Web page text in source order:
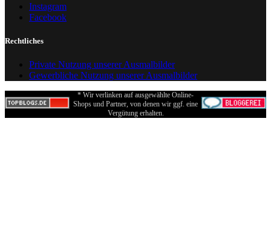
Instagram
Facebook
Rechtliches
Private Nutzung unserer Ausmalbilder
Gewerbliche Nutzung unserer Ausmalbilder
* Wir verlinken auf ausgewählte Online-
Shops und Partner, von denen wir ggf. eine
Vergütung erhalten.